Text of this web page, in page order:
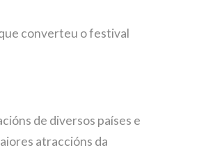
converteu o festival
de diversos países e
atraccións da